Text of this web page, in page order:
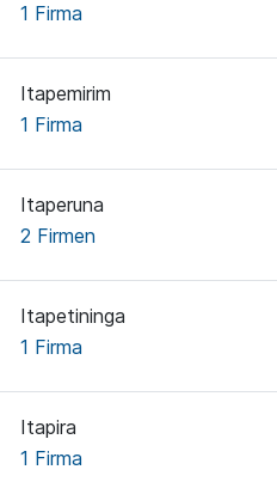
1 Firma
Itapemirim
1 Firma
Itaperuna
2 Firmen
Itapetininga
1 Firma
Itapira
1 Firma